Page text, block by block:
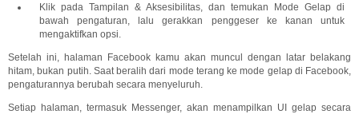
Klik pada Tampilan & Aksesibilitas, dan temukan Mode Gelap di
bawah pengaturan, lalu gerakkan penggeser ke kanan untuk
mengaktifkan opsi.
Setelah ini, halaman Facebook kamu akan muncul dengan latar belakang
hitam, bukan putih. Saat beralih dari mode terang ke mode gelap di Facebook,
pengaturannya berubah secara menyeluruh.
Setiap halaman, termasuk Messenger, akan menampilkan UI gelap secara